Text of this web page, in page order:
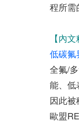
程所需
【內文
低碳氟
全氟/
能、低
因此
歐盟